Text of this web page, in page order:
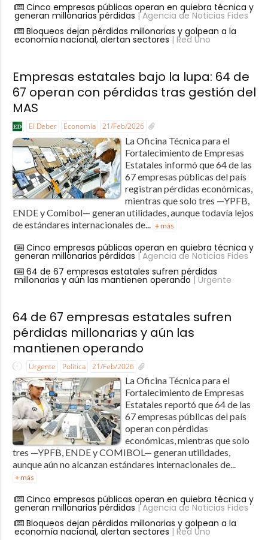
Cinco empresas públicas operan en quiebra técnica y
generan millonarias pérdidas | Agencia de Noticias Fides
Bloqueos dejan pérdidas millonarias y golpean a la
economía nacional, alertan sectores | Red Uno
Empresas estatales bajo la lupa: 64 de
67 operan con pérdidas tras gestión del
MAS
El Deber Economía 21/Feb/2026
La Oficina Técnica para el
Fortalecimiento de Empresas
Estatales informó que 64 de las
67 empresas públicas del país
registran pérdidas económicas,
mientras que solo tres —YPFB,
ENDE y Comibol— generan utilidades, aunque todavía lejos
de estándares internacionales de...
+ más
Cinco empresas públicas operan en quiebra técnica y
generan millonarias pérdidas | Agencia de Noticias Fides
64 de 67 empresas estatales sufren pérdidas
millonarias y aún las mantienen operando | Urgente
64 de 67 empresas estatales sufren
pérdidas millonarias y aún las
mantienen operando
Urgente Política 21/Feb/2026
La Oficina Técnica para el
Fortalecimiento de Empresas
Estatales reportó que 64 de las
67 empresas públicas del país
operan con pérdidas
económicas, mientras que solo
tres —YPFB, ENDE y COMIBOL— generan utilidades,
aunque aún no alcanzan estándares internacionales de...
+ más
Cinco empresas públicas operan en quiebra técnica y
generan millonarias pérdidas | Agencia de Noticias Fides
Bloqueos dejan pérdidas millonarias y golpean a la
economía nacional, alertan sectores | Red Uno